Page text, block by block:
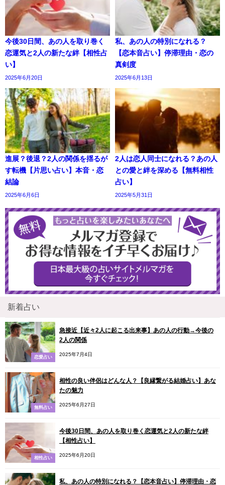
今後30日間、あの人を取り巻く
恋運気と2人の新たな絆【相性占
い】
2025年6月20日
私、あの人の特別になれる？
【恋本音占い】停滞理由・恋の
真剣度
2025年6月13日
進展？後退？2人の関係を揺るが
す転機【片思い占い】本音・恋
結論
2025年6月6日
2人は恋人同士になれる？あの人
との愛と絆を深める【無料相性
占い】
2025年5月31日
新着占い
恋愛占い
急接近【近々2人に起こる出来事】あの人の行動→今後の
2人の関係
2025年7月4日
無料占い
相性の良い伴侶はどんな人？【良縁繋がる結婚占い】あな
たの魅力
2025年6月27日
相性占い
今後30日間、あの人を取り巻く恋運気と2人の新たな絆
【相性占い】
2025年6月20日
私、あの人の特別になれる？【恋本音占い】停滞理由・恋